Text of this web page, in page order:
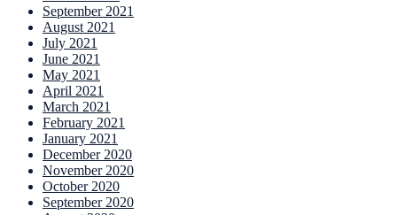
September 2021
August 2021
July 2021
June 2021
May 2021
April 2021
March 2021
February 2021
January 2021
December 2020
November 2020
October 2020
September 2020